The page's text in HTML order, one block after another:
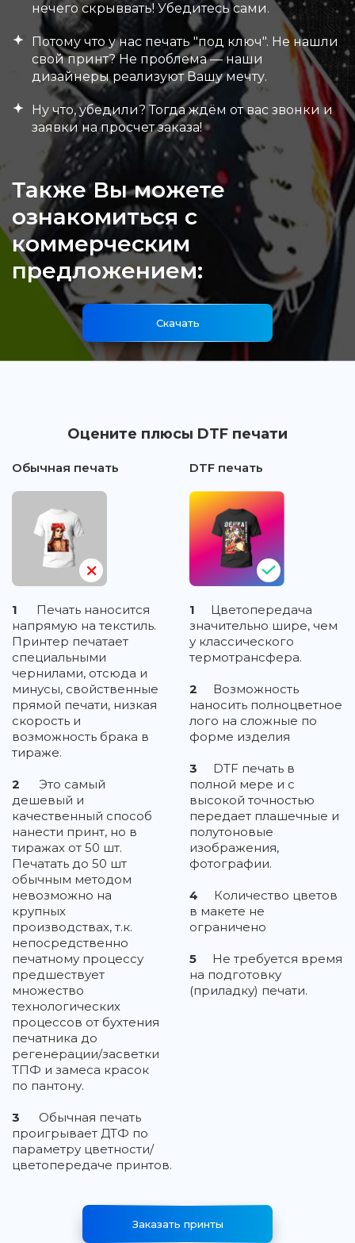
нечего скрыввать! Убедитесь сами.
Потому что у нас печать "под ключ". Не нашли
свой принт? Не проблема — наши
дизайнеры реализуют Вашу мечту.
Ну что, убедили? Тогда ждём от вас звонки и
заявки на просчет заказа!
Также Вы можете
ознакомиться с
коммерческим
предложением:
Скачать
Оцените плюсы DTF печати
Обычная печать
1
Печать наносится
напрямую на текстиль.
Принтер печатает
специальными
чернилами, отсюда и
минусы, свойственные
прямой печати, низкая
скорость и
возможность брака в
тираже.
2
Это самый
дешевый и
качественный способ
нанести принт, но в
тиражах от 50 шт.
Печатать до 50 шт
обычным методом
невозможно на
крупных
производствах, т.к.
непосредственно
печатному процессу
предшествует
множество
технологических
процессов от бухтения
печатника до
регенерации/засветки
ТПФ и замеса красок
по пантону.
3
Обычная печать
проигрывает ДТФ по
параметру цветности/
цветопередаче принтов.
DTF печать
1
Цветопередача
значительно шире, чем
у классического
термотрансфера.
2
Возможность
наносить полноцветное
лого на сложные по
форме изделия
3
DTF печать в
полной мере и с
высокой точностью
передает плашечные и
полутоновые
изображения,
фотографии.
4
Количество цветов
в макете не
ограничено
5
Не требуется время
на подготовку
(приладку) печати.
Заказать принты